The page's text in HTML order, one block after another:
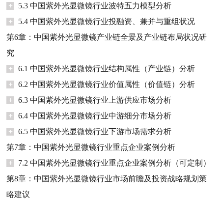
+
5.3 中国紫外光显微镜行业波特五力模型分析
+
5.4 中国紫外光显微镜行业投融资、兼并与重组状况
第6章：中国紫外光显微镜产业链全景及产业链布局状况研
究
+
6.1 中国紫外光显微镜行业结构属性（产业链）分析
+
6.2 中国紫外光显微镜行业价值属性（价值链）分析
+
6.3 中国紫外光显微镜行业上游供应市场分析
+
6.4 中国紫外光显微镜行业中游细分市场分析
+
6.5 中国紫外光显微镜行业下游市场需求分析
第7章：中国紫外光显微镜行业重点企业案例分析
+
7.2 中国紫外光显微镜行业重点企业案例分析（可定制）
第8章：中国紫外光显微镜行业市场前瞻及投资战略规划策
略建议